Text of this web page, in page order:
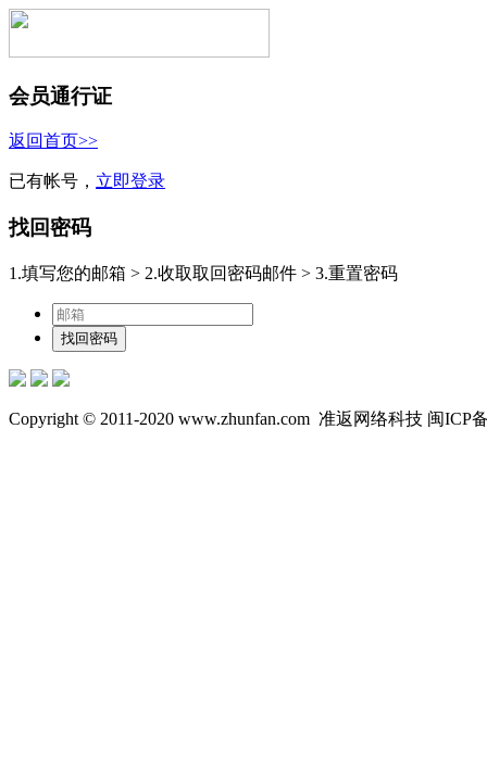
会员通行证
返回首页>>
已有帐号， 立即登录
找回密码
1.填写您的邮箱 > 2.收取取回密码邮件 > 3.重置密码
Copyright © 2011-2020 www.zhunfan.com 准返网络科技 闽ICP